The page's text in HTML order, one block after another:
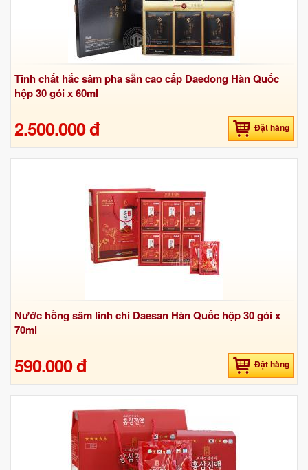
Tinh chất hắc sâm pha sẵn cao cấp Daedong Hàn Quốc
hộp 30 gói x 60ml
2.500.000 đ Đặt hàng
Nước hồng sâm linh chi Daesan Hàn Quốc hộp 30 gói x
70ml
590.000 đ Đặt hàng